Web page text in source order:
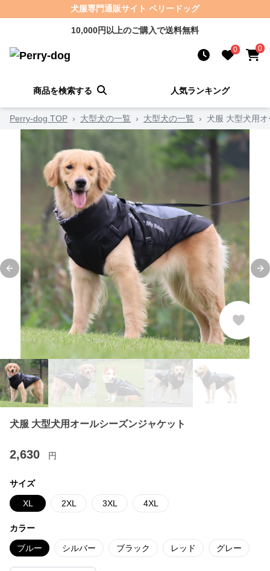
犬服専門通販サイト ペリードッグ
10,000円以上のご購入で送料無料
0 0
商品を検索する 人気ランキング
Perry-dog TOP › 大型犬の一覧 › 大型犬の一覧 › 犬服 大型犬用
Previous slide
犬服 大型犬用オールシーズンジャケット
2,630 円
サイズ
XL 2XL 3XL 4XL
カラー
ブルー シルバー ブラック レッド グレー